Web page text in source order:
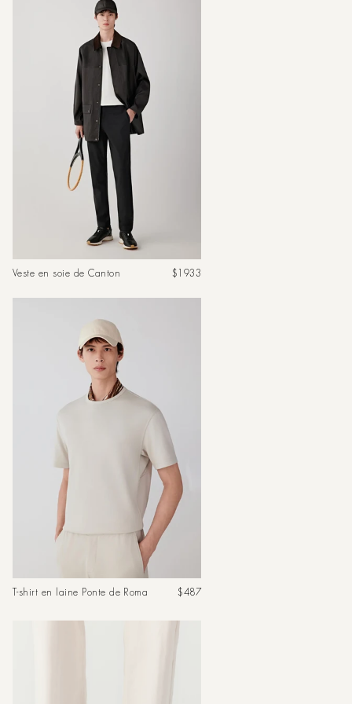
Veste en soie de Canton
Prix
$1933
T-shirt en laine Ponte de Roma
Prix
$487